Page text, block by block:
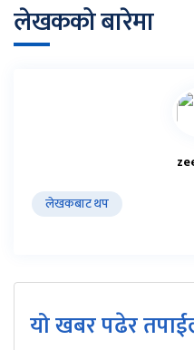
लेखकको बारेमा
लेखकबाट थप
यो खबर पढेर